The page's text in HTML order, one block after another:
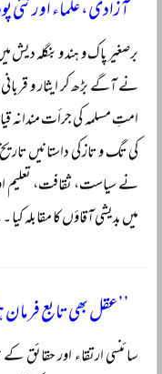
آزادی، علماء اور نئی
برصغیر پاک و ہند و بنگلہ
نے آگے بڑھ کر ایثار و
امتِ مسلمہ کی جرأت مندانہ
کی تگ و تاز کی داستانیں
نے سیاست، ثقافت، تعلیم
میں بدیشی آقاؤں کا مقابلہ کیا
’’عقل بھی تابع فرمان
سائنسی ارتقاء اور حقائق